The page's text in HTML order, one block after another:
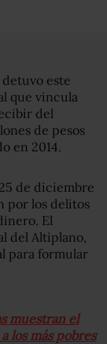
detuvo este
que vincula
del
de pesos
en 2014.
de diciembre
por los delitos
El
del Altiplano,
para formular
muestran el
los más pobres